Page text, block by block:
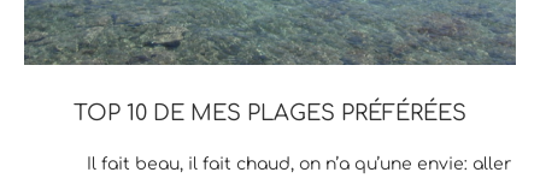
TOP 10 DE MES PLAGES PRÉFÉRÉES
Il fait beau, il fait chaud, on n’a qu’une envie: aller